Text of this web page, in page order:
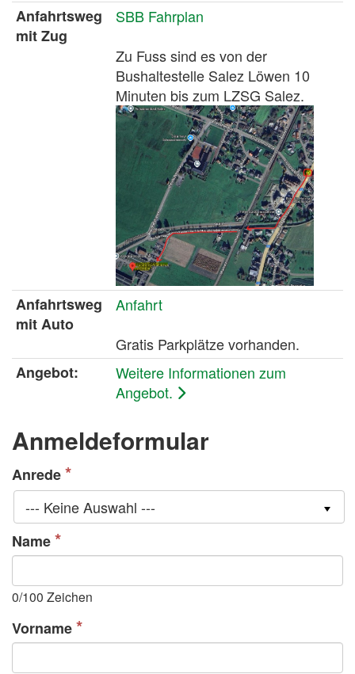
Anfahrtsweg
mit Zug
SBB Fahrplan
Zu Fuss sind es von der
Bushaltestelle Salez Löwen 10
Minuten bis zum LZSG Salez.
Anfahrtsweg
mit Auto
Anfahrt
Gratis Parkplätze vorhanden.
Angebot:
Weitere Informationen zum
Angebot.
Anmeldeformular
Anrede
--- Keine Auswahl ---
Name
0/100 Zeichen
Vorname